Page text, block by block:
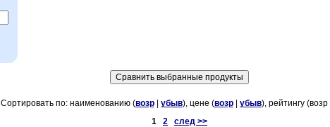
Сортировать по: наименованию (возр| убыв), цене (возр| убыв), рейтингу (возр |
1
2 след >>